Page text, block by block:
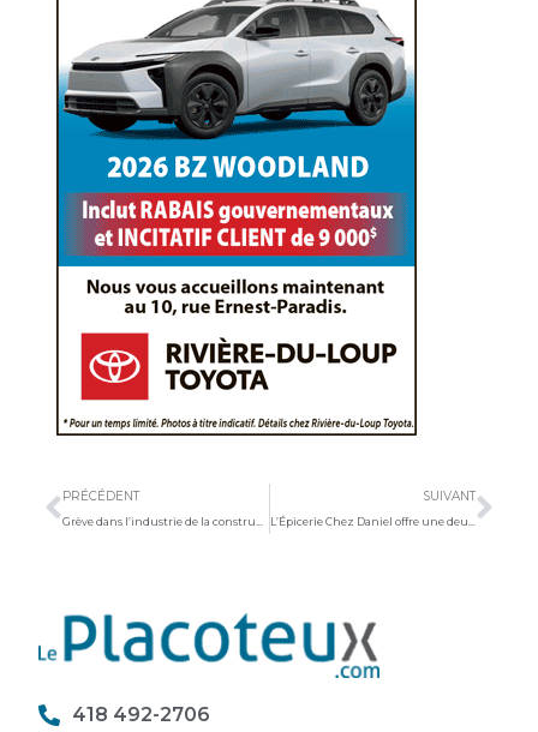
PRÉCÉDENT SUIVANT
418 492-2706